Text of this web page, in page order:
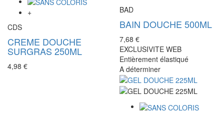
+
CDS
CREME DOUCHE
SURGRAS 250ML
4,98 €
BAD
BAIN DOUCHE 500ML
7,68 €
EXCLUSIVITE WEB
Entièrement élastiqué
A déterminer